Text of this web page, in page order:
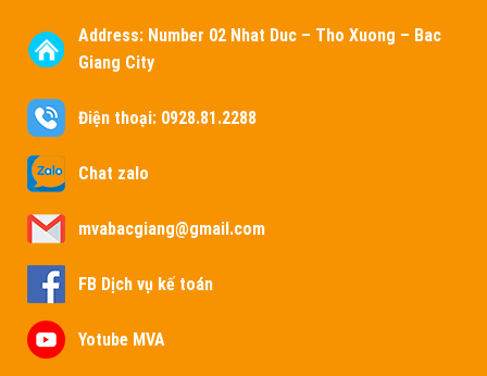
Address: Number 02 Nhat Duc – Tho Xuong – Bac
Giang City
Điện thoại: 0928.81.2288
Chat zalo
mvabacgiang@gmail.com
FB Dịch vụ kế toán
Yotube MVA